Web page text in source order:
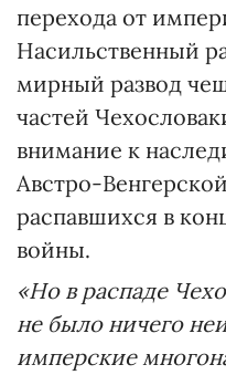
перехода от
Насильственный
мирный развод
частей
внимание к
Австро-
распавшихся в
войны.
«Но в распаде
не было ничего
имперские